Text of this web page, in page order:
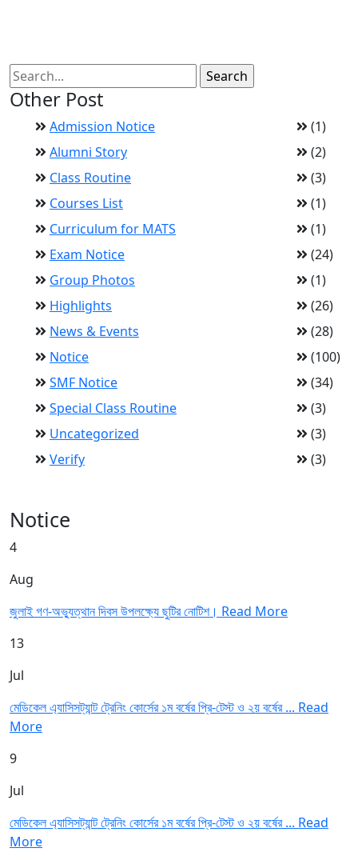
Other Post
Admission Notice
(1)
Alumni Story
(2)
Class Routine
(3)
Courses List
(1)
Curriculum for MATS
(1)
Exam Notice
(24)
Group Photos
(1)
Highlights
(26)
News & Events
(28)
Notice
(100)
SMF Notice
(34)
Special Class Routine
(3)
Uncategorized
(3)
Verify
(3)
Notice
4
Aug
জুলাই গণ-অভ্যুত্থান দিবস উপলক্ষ্যে ছুটির নোটিশ। Read More
13
Jul
মেডিকেল এ্যাসিসট্যান্ট ট্রেনিং কোর্সের ১ম বর্ষের প্রি-টেস্ট ও ২য় বর্ষের ... Read
More
9
Jul
মেডিকেল এ্যাসিসট্যান্ট ট্রেনিং কোর্সের ১ম বর্ষের প্রি-টেস্ট ও ২য় বর্ষের ... Read
More